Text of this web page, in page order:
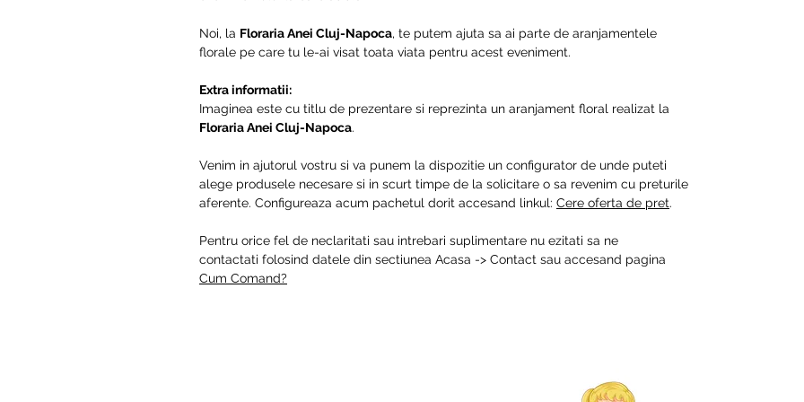
Noi, la Floraria Anei Cluj-Napoca, te putem ajuta sa ai parte de aranjamentele
florale pe care tu le-ai visat toata viata pentru acest eveniment.
Extra informatii:
Imaginea este cu titlu de prezentare si reprezinta un aranjament floral realizat la
Floraria Anei Cluj-Napoca.
Venim in ajutorul vostru si va punem la dispozitie un configurator de unde puteti
alege produsele necesare si in scurt timpe de la solicitare o sa revenim cu preturile
aferente. Configureaza acum pachetul dorit accesand linkul: Cere oferta de pret.
Pentru orice fel de neclaritati sau intrebari suplimentare nu ezitati sa ne
contactati folosind datele din sectiunea Acasa -> Contact sau accesand pagina
Cum Comand?